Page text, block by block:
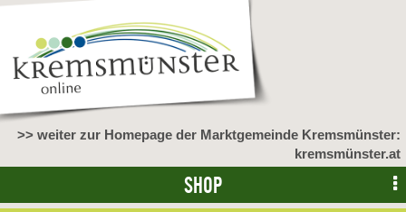
>> weiter zur Homepage der Marktgemeinde Kremsmünster:
kremsmünster.at
SHOP